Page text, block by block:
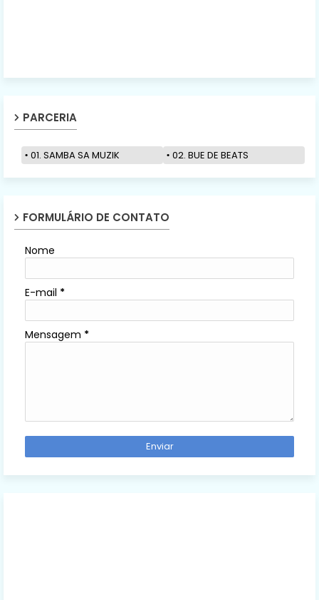
PARCERIA
01. SAMBA SA MUZIK 02. BUE DE BEATS
FORMULÁRIO DE CONTATO
Nome
E-mail *
Mensagem *